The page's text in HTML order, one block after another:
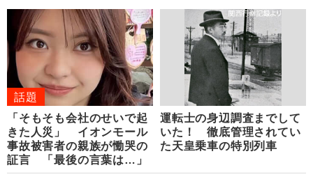
話題
「そもそも会社のせいで起
きた人災」 イオンモール
事故被害者の親族が慟哭の
証言 「最後の言葉は…」
運転士の身辺調査までして
いた！ 徹底管理されてい
た天皇乗車の特別列車